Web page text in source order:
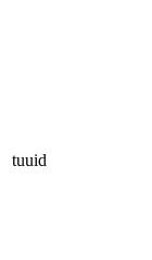
tuuid